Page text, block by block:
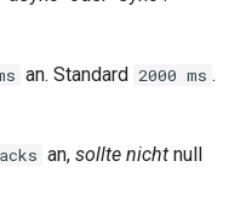
an. Standard 2000 ms .
an, sollte nicht null